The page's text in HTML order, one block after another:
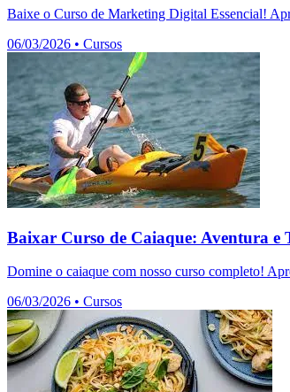
Baixe o Curso de Marketing Digital Essencial!
06/03/2026 • Cursos
Baixar Curso de Caiaque: Aventura e
Domine o caiaque com nosso curso completo!
06/03/2026 • Cursos